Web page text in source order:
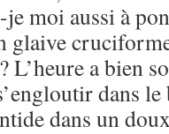
moi aussi à
glaive
L’heure a bien
dans
dans un